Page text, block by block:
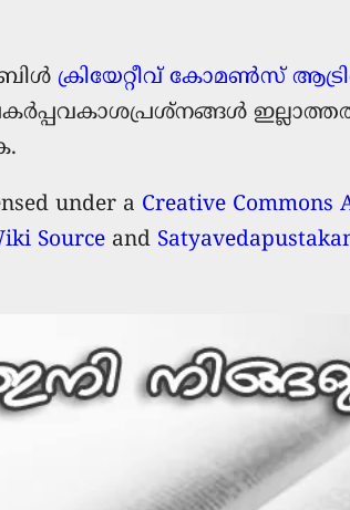
ക്രിയേറ്റീവ് കോമൺസ്
under a Creative
Source and